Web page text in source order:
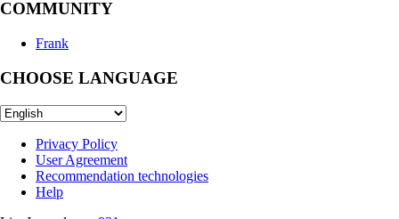
COMMUNITY
Frank
CHOOSE LANGUAGE
Privacy Policy
User Agreement
Recommendation technologies
Help